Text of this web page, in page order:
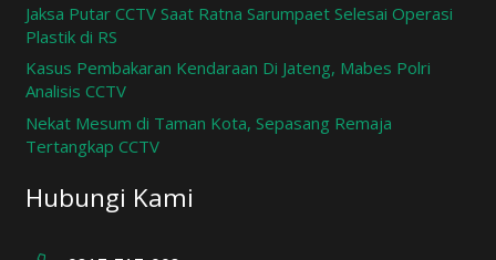
Jaksa Putar CCTV Saat Ratna Sarumpaet Selesai Operasi
Plastik di RS
Kasus Pembakaran Kendaraan Di Jateng, Mabes Polri
Analisis CCTV
Nekat Mesum di Taman Kota, Sepasang Remaja
Tertangkap CCTV
Hubungi Kami